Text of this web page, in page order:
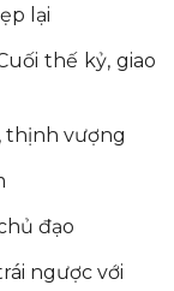
lại
thế kỷ, giao
thịnh vượng
đạo
ngược với